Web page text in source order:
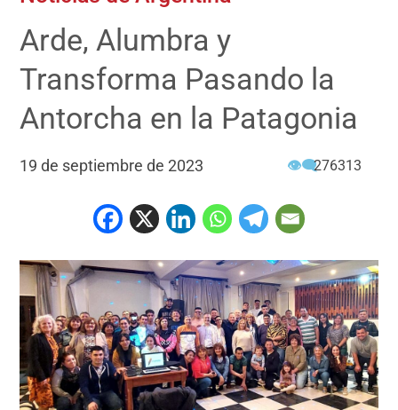
Arde, Alumbra y
Transforma Pasando la
Antorcha en la Patagonia
19 de septiembre de 2023 👁‍🗨276313